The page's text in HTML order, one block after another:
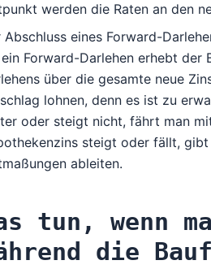
werden die Raten an den
Abschluss eines Forward-
ein Forward-Darlehen erhebt
über die gesamte neue
lohnen, denn es ist zu
oder steigt nicht, fährt man
steigt oder fällt,
ableiten.
tun, wenn
die